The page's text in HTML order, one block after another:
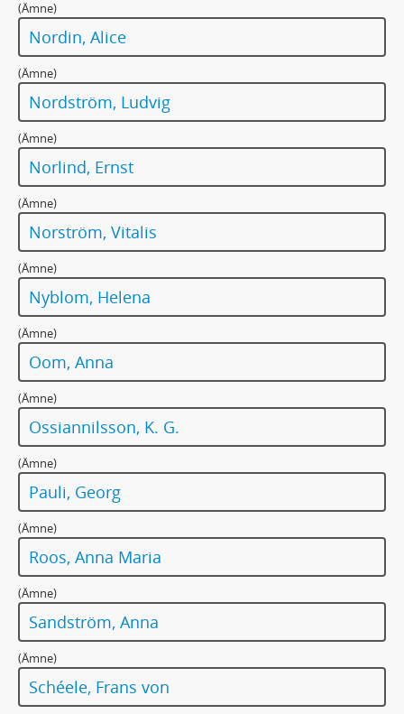
262a - MANUSKRIPT: Tal i Svenska akademien 20 december 1926
263 - MANUSKRIPT: [Tal i Värmländska sällskapet i Stockholm 13 december 1925]
265 - MANUSKRIPT: Tal på Mårbacka till Franska handelsdelegationen 2/6 1935
266 - MANUSKRIPT: Tal till Godtemplarorden/ Tal till Chicago-kören
268 - MANUSKRIPT: Tal vid Ekumeniska mötet 1925
269 - MANUSKRIPT: [Tal vid kronprinsparets besök på Mårbacka den 4 juli 1931]
270 - MANUSKRIPT: [Tal vid Nobelfesten 10 december 1909]
271 - MANUSKRIPT: Tal vid ungdomsmötet i Arvika 23 juni 1912
273 - MANUSKRIPT: Tidningar och rådjur/ En nybyggarhistoria
274 - MANUSKRIPT: Till brudparet Birger och Märta 5/6 1915
276 - MANUSKRIPT: Till en skidtävling i Filipstad
277 - MANUSKRIPT: Till Falu Länstidning på 150-årsdagen
279 - MANUSKRIPT: Till mor
280 - MANUSKRIPT: Till Nedrustningskonferensen. På uppdrag av föreningen Rädda barnen
282 - MANUSKRIPT: Till Svenska Akademien. Promemoria till Svenska Akademien angående pensionsförsäkring till svenska författare
283 - MANUSKRIPT: Till Värmlands studenter. Hälsning vid invigningen av Värmlands nations i Uppsala byggnad
284a - MANUSKRIPT: Till Värmländska ungdomsmötet [midsommaren 1937]
285 - MANUSKRIPT: Torparen hos Dobbrichsen (Lorichs)
287 - MANUSKRIPT: Trollmusik. En julberättelse
288 - MANUSKRIPT: Träbibeln
290 - MANUSKRIPT: Tysk stil; välskrivningsövningar
291 - MANUSKRIPT: Tärnornas tal till marskalkarna vid bröllopet på Sundsberg den 12 juni 1884
(Ämne)
Nordin, Alice
(Ämne)
Nordström, Ludvig
(Ämne)
Norlind, Ernst
(Ämne)
Norström, Vitalis
(Ämne)
Nyblom, Helena
(Ämne)
Oom, Anna
(Ämne)
Ossiannilsson, K. G.
(Ämne)
Pauli, Georg
(Ämne)
Roos, Anna Maria
(Ämne)
Sandström, Anna
(Ämne)
Schéele, Frans von